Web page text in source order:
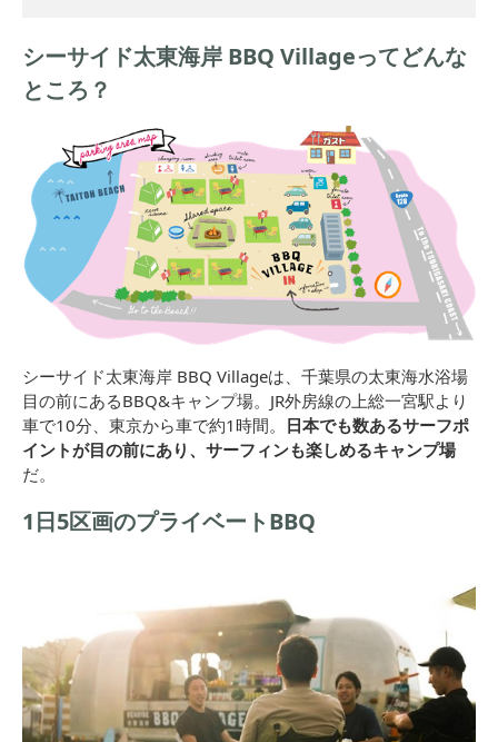
シーサイド太東海岸 BBQ Villageってどんな
ところ？
シーサイド太東海岸 BBQ Villageは、千葉県の太東海水浴場
目の前にあるBBQ&キャンプ場。JR外房線の上総一宮駅より
車で10分、東京から車で約1時間。 日本でも数あるサーフポ
イントが目の前にあり、サーフィンも楽しめるキャンプ場
だ。
1日5区画のプライベートBBQ